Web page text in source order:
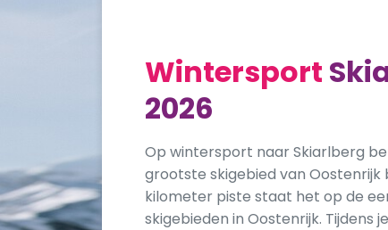
Wintersport
2026
Op wintersport naar Skiarlberg
grootste skigebied van Oostenrijk
kilometer piste staat het op de
skigebieden in Oostenrijk. Tijdens